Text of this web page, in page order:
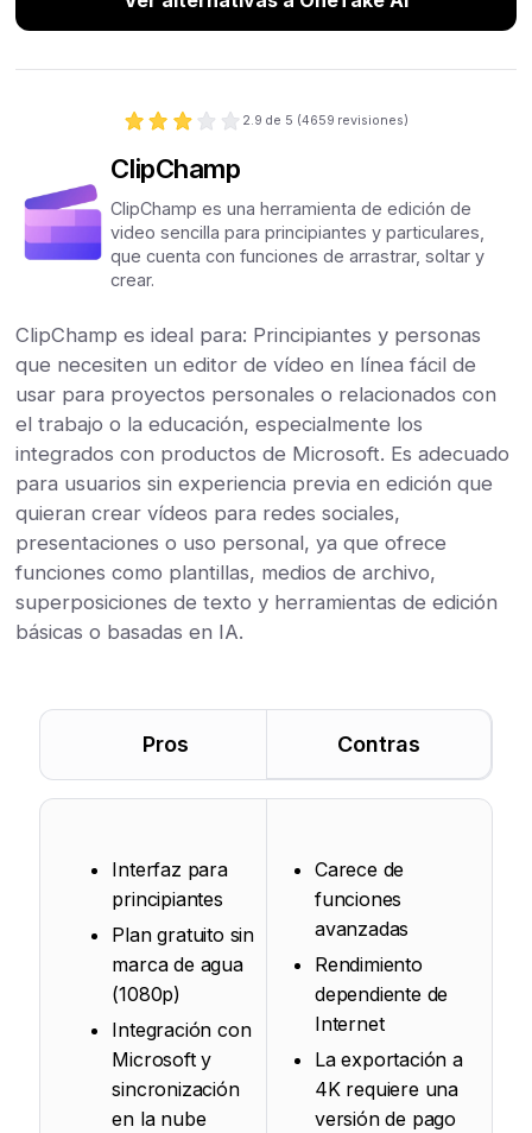
2.9 de 5 (4659 revisiones)
ClipChamp
ClipChamp es una herramienta de edición de
video sencilla para principiantes y particulares,
que cuenta con funciones de arrastrar, soltar y
crear.
ClipChamp es ideal para: Principiantes y personas
que necesiten un editor de vídeo en línea fácil de
usar para proyectos personales o relacionados con
el trabajo o la educación, especialmente los
integrados con productos de Microsoft. Es adecuado
para usuarios sin experiencia previa en edición que
quieran crear vídeos para redes sociales,
presentaciones o uso personal, ya que ofrece
funciones como plantillas, medios de archivo,
superposiciones de texto y herramientas de edición
básicas o basadas en IA.
Pros Contras
Interfaz para
principiantes
Plan gratuito sin
marca de agua
(1080p)
Integración con
Microsoft y
sincronización
en la nube
Carece de
funciones
avanzadas
Rendimiento
dependiente de
Internet
La exportación a
4K requiere una
versión de pago